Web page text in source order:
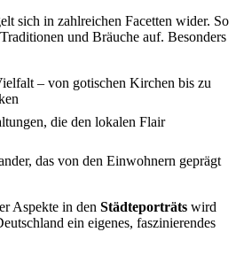
sich in zahlreichen Facetten wider. So
und Bräuche auf. Besonders
– von gotischen Kirchen bis zu
die den lokalen Flair
das von den Einwohnern geprägt
Aspekte in den Städteporträts wird
ein eigenes, faszinierendes